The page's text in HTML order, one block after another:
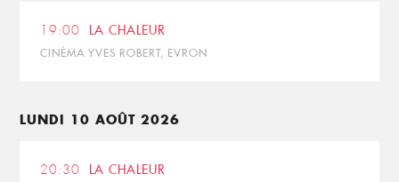
19:00 LA CHALEUR
CINÉMA YVES ROBERT, EVRON
LUNDI 10 AOÛT 2026
20:30 LA CHALEUR